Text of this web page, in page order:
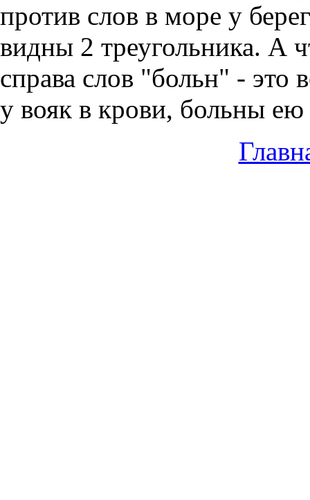
против слов в море у
видны 2 треугольника. А
справа слов "больн" - это
у вояк в крови, больны